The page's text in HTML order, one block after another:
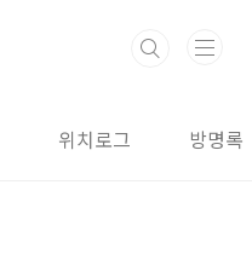
위치로그 방명록